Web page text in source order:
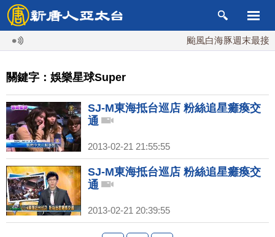
颱風白海豚週末最接
關鍵字：娛樂星球Super
SJ-M東海抵台巡店 粉絲追星癱瘓交
通
2013-02-21 21:55:55
SJ-M東海抵台巡店 粉絲追星癱瘓交
通
2013-02-21 20:39:55